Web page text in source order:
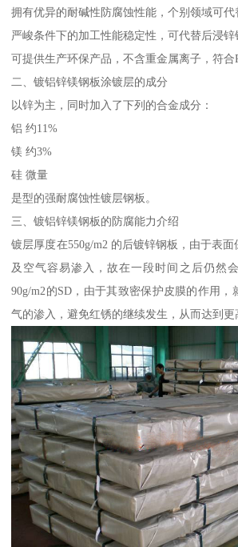
拥有优异的耐碱性防腐蚀性能，个别领域可代
严峻条件下的加工性能稳定性，可代替后浸锌
可提供生产环保产品，不含重金属离子，符合
二、镀铝锌镁钢板涂镀层的成分
以锌为主，同时加入了下列的合金成分：
铝 约11%
镁 约3%
硅 微量
是型的强耐腐蚀性镀层钢板。
三、镀铝锌镁钢板的防腐能力介绍
镀层厚度在550g/m2 的后镀锌钢板，由于表
及空气容易渗入，故在一段时间之后仍然
90g/m2的SD，由于其致密保护皮膜的作用
气的渗入，避免红锈的继续发生，从而达到更